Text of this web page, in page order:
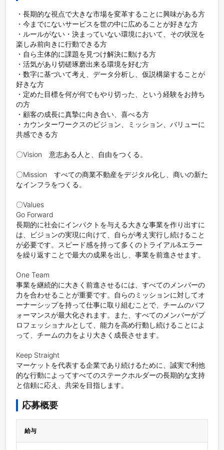
・長期的な視点で大きな市場を変革することに興味がある方
・今までにないサービスを世の中に広めることが好きな方
・ルールがない・決まっていない環境において、その状況を
楽しみ前向きに行動できる方
・自ら主体的に課題を見つけ解決に動ける方
・活気があり切磋琢磨出来る環境を好む方
・数字に基づいて考え、データ分析し、仮説構築することが
好きな方
・定めた目標を何が何でもやり切った、という経験をお持ち
の方
・顧客の成長に真摯に向き合い、喜べる方
・カウンターワークスのビジョン、ミッション、バリューに
共感できる方
〇Vision　意志ある人と、自由をつくる。
〇Mission　すべての商業不動産をデジタル化し、商いの新た
なインフラをつくる。
〇Values
Go Forward
長期的に社会にインパクトを与える大きな事業を作り出すに
は、ビジョンの実現に向けて、自らが考え実行し続けること
が必要です。スピード感を持って多くのトライアル&エラー
を繰り返すことで最大の成果を出し、事業を前進させます。
One Team
事業を継続的に大きく前進させるには、すべてのメンバーの
力を合わせることが重要です。自らのミッションに対してオ
ーナーシップを持って仕事に取り組むことで、チームのパフ
ォーマンスが最大化されます。また、すべてのメンバーがプ
ロフェッショナルとして、能力を高め行動し続けることによ
って、チームの力をより大きく成長させます。
Keep Straight
マーケットを代表する企業であり続けるために、誠実で利他
的な行動によってすべてのステークホルダーの長期的な支持
と信頼に応え、共栄を目指します。
応募概要
給与